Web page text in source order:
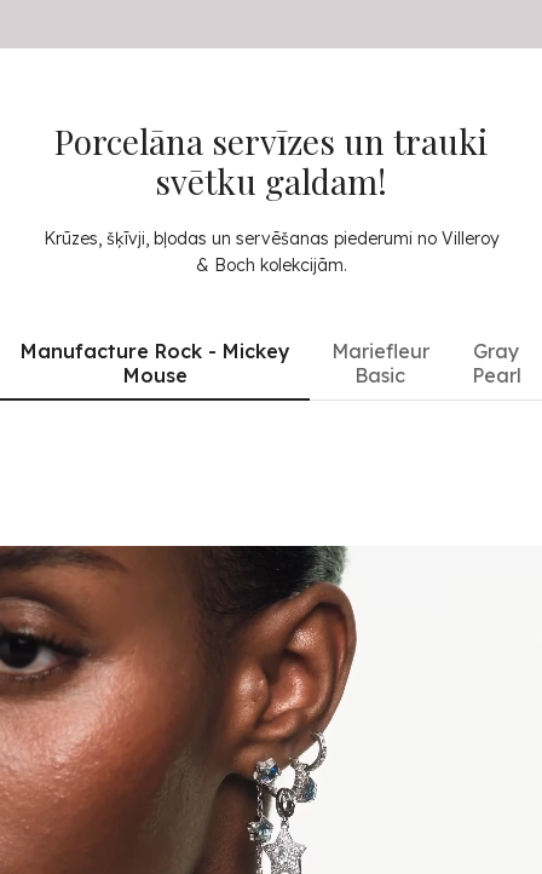
Porcelāna servīzes un trauki
svētku galdam!
Krūzes, šķīvji, bļodas un servēšanas piederumi no Villeroy
& Boch kolekcijām.
Manufacture Rock - Mickey
Mouse
Mariefleur
Basic
Gray
Pearl